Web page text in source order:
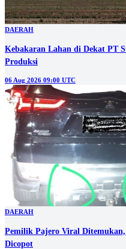
DAERAH
Kebakaran Lahan di Dekat PT
Produksi
06 Aug 2026 09:00 UTC
DAERAH
Pemilik Pajero Viral
Dicopot